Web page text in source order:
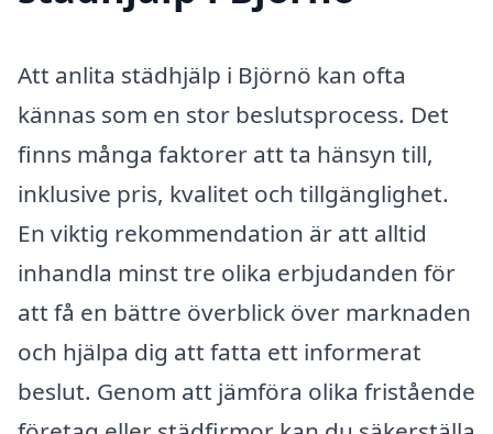
Att anlita städhjälp i Björnö kan ofta
kännas som en stor beslutsprocess. Det
finns många faktorer att ta hänsyn till,
inklusive pris, kvalitet och tillgänglighet.
En viktig rekommendation är att alltid
inhandla minst tre olika erbjudanden för
att få en bättre överblick över marknaden
och hjälpa dig att fatta ett informerat
beslut. Genom att jämföra olika fristående